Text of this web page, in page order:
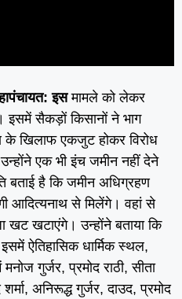
इसमामले को लेकर
इसमें सैकड़ों किसानों ने भाग
के खिलाफ एकजुट होकर विरोध
एक भी इंच जमीन नहीं देने
बताई है कि जमीन अधिग्रहण
आदित्यनाथ से मिलेंगे। वहां से
खट खटाएंगे। उन्होंने बताया कि
ऐतिहासिक धार्मिक स्थल,
गुर्जर, प्रमोद राठी, सीता
अनिरूद्ध गुर्जर, दाउद, प्रमोद